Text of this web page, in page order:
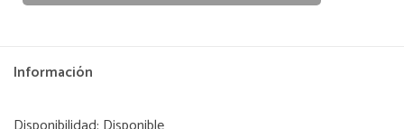
Información